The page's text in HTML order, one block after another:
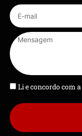
Li e concordo com a